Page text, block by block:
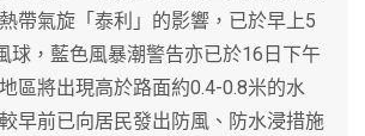
帶氣旋「泰利」的影響，已於早上5
球，藍色風暴潮警告亦已於16日下午
區將出現高於路面約0.4-0.8米的水
早前已向居民發出防風、防水浸措施